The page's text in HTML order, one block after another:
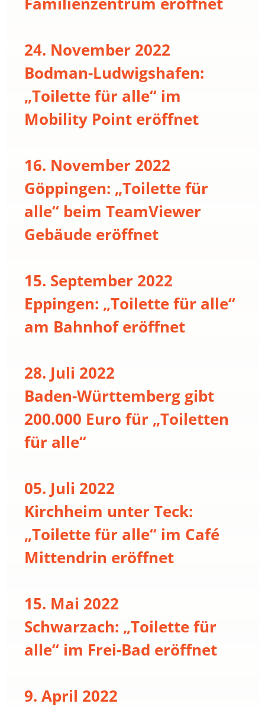
24. November 2022
Bodman-Ludwigshafen:
„Toilette für alle“ im
Mobility Point eröffnet
16. November 2022
Göppingen: „Toilette für
alle“ beim TeamViewer
Gebäude eröffnet
15. September 2022
Eppingen: „Toilette für alle“
am Bahnhof eröffnet
28. Juli 2022
Baden-Württemberg gibt
200.000 Euro für „Toiletten
für alle“
05. Juli 2022
Kirchheim unter Teck:
„Toilette für alle“ im Café
Mittendrin eröffnet
15. Mai 2022
Schwarzach: „Toilette für
alle“ im Frei-Bad eröffnet
9. April 2022